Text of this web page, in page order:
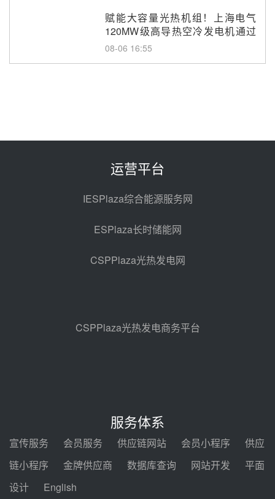
赋能大容量光热机组！上海电气
120MW级高导热空冷发电机通过
型式试验
08-06 16:55
100MW光工程性能试验采购
光热示范电站二列蒸汽发生器设备
亚核阀业中标天山北麓100MW光
热发电工程EPC总承包项目熔盐截
止阀、熔盐三偏心蝶阀采购
08-05 17:15
包项目熔盐介质超声波流量计采购
08-05 17:09
电机组灵活性改造项目三元液态盐
采购合同
迪尔化工预中标华能西安热工院
2026-2029年熔盐介质框架协议
运营平台
IESPlaza综合能源服务网
ESPlaza长时储能网
CSPPlaza光热发电网
CSPPlaza光热发电商务平台
服务体系
宣传服务 会员服务 供应链网站 会员小程序
供应
链小程序
金牌供应商 数据库查询 网站开发
平面
设计
English